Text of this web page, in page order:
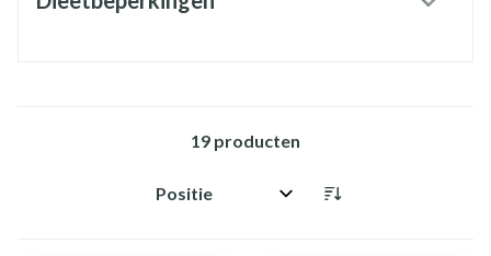
19 producten
Sorteer op: